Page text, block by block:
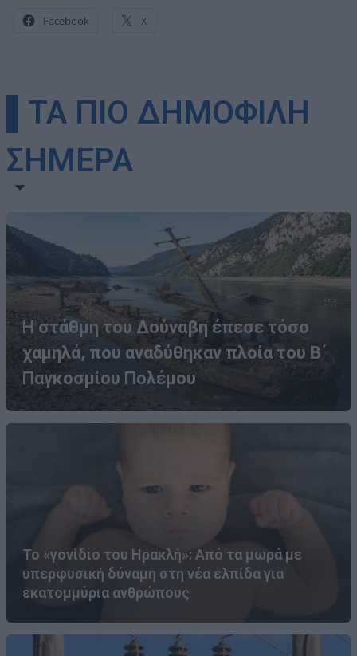
Facebook X
▌ΤΑ ΠΙΟ ΔΗΜΟΦΙΛΗ
ΣΗΜΕΡΑ
Η στάθμη του Δούναβη έπεσε τόσο
χαμηλά, που αναδύθηκαν πλοία του Β΄
Παγκοσμίου Πολέμου
Το «γονίδιο του Ηρακλή»: Από τα μωρά με
υπερφυσική δύναμη στη νέα ελπίδα για
εκατομμύρια ανθρώπους